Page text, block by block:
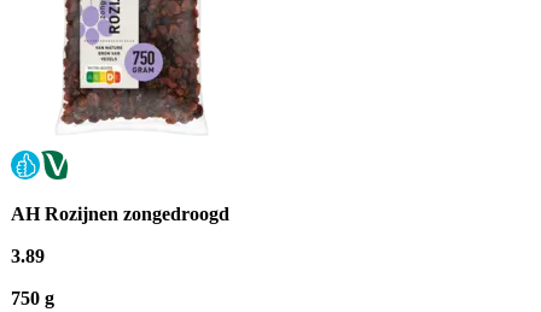
AH Rozijnen zongedroogd
3.89
750 g